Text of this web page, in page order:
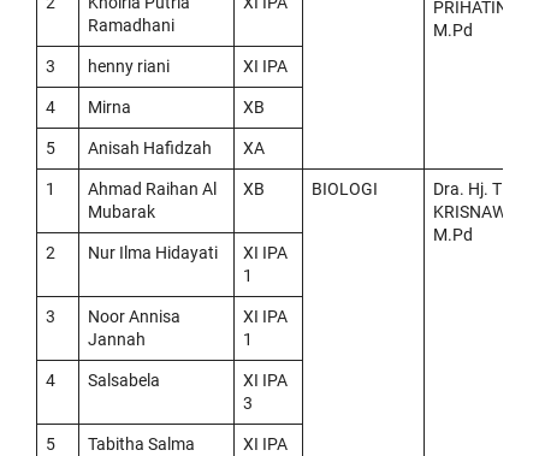
PRIHATINI,
M.Pd
Ramadhani
3 henny riani XI IPA
4 Mirna XB
5 Anisah Hafidzah XA
1
Ahmad Raihan Al
Mubarak
XB BIOLOGI
Dra. Hj. TRI
KRISNAWATI,
M.Pd
2
Nur Ilma Hidayati
XI IPA
1
3
Noor Annisa
Jannah
XI IPA
1
4 Salsabela
XI IPA
3
5
Tabitha Salma
XI IPA